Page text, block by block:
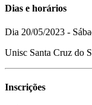
Dias e horários
Dia 20/05/2023 -
Unisc Santa Cruz do
Inscrições